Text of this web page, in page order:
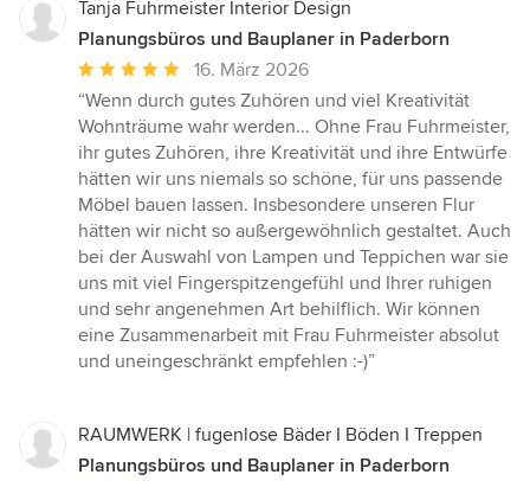
Tanja Fuhrmeister Interior Design
Planungsbüros und Bauplaner in Paderborn
Durchschnittliche
Bewertung:
5
von
5
Sternen
16. März 2026
“Wenn durch gutes Zuhören und viel Kreativität
Wohnträume wahr werden... Ohne Frau Fuhrmeister,
ihr gutes Zuhören, ihre Kreativität und ihre Entwürfe
hätten wir uns niemals so schöne, für uns passende
Möbel bauen lassen. Insbesondere unseren Flur
hätten wir nicht so außergewöhnlich gestaltet. Auch
bei der Auswahl von Lampen und Teppichen war sie
uns mit viel Fingerspitzengefühl und Ihrer ruhigen
und sehr angenehmen Art behilflich. Wir können
eine Zusammenarbeit mit Frau Fuhrmeister absolut
und uneingeschränkt empfehlen :-)”
RAUMWERK | fugenlose Bäder I Böden I Treppen
Planungsbüros und Bauplaner in Paderborn